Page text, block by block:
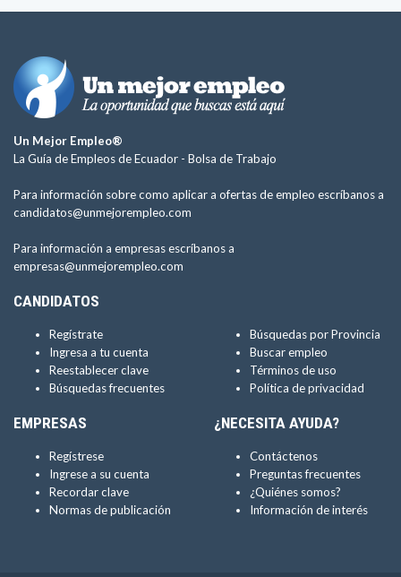
Un Mejor Empleo®
La Guía de Empleos de Ecuador - Bolsa de Trabajo
Para información sobre como aplicar a ofertas de empleo escríbanos a
candidatos@unmejorempleo.com
Para información a empresas escríbanos a
empresas@unmejorempleo.com
CANDIDATOS
Regístrate
Ingresa a tu cuenta
Reestablecer clave
Búsquedas frecuentes
Búsquedas por Provincia
Buscar empleo
Términos de uso
Política de privacidad
EMPRESAS
Regístrese
Ingrese a su cuenta
Recordar clave
Normas de publicación
¿NECESITA AYUDA?
Contáctenos
Preguntas frecuentes
¿Quiénes somos?
Información de interés